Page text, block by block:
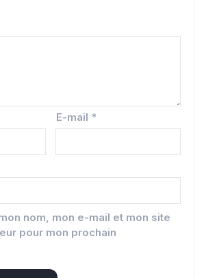
E-mail *
nom, mon e-mail et mon site
pour mon prochain